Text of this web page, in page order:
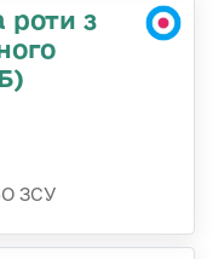
роти з
ЗСУ